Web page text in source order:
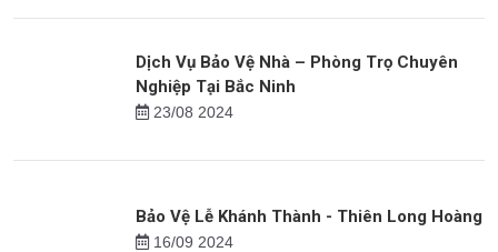
Dịch Vụ Bảo Vệ Nhà – Phòng Trọ Chuyên
Nghiệp Tại Bắc Ninh
23/08 2024
Bảo Vệ Lễ Khánh Thành - Thiên Long Hoàng
16/09 2024